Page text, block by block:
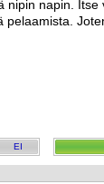
nipin napin. Itse
pelaamista.
EI